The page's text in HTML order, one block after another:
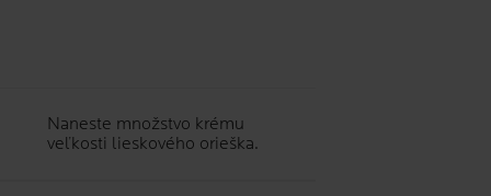
Naneste množstvo krému
veľkosti lieskového orieška.